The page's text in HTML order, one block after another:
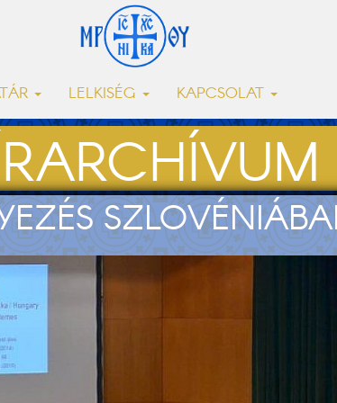
LELKISÉG KAPCSOLAT